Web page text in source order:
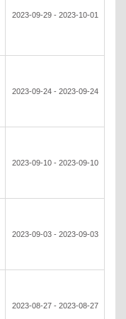
2023-09-29 - 2023-10-01
2023-09-24 - 2023-09-24
2023-09-10 - 2023-09-10
2023-09-03 - 2023-09-03
2023-08-27 - 2023-08-27